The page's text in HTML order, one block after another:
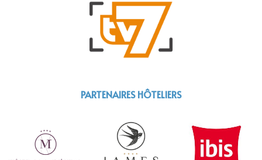
PARTENAIRES HÔTELIERS